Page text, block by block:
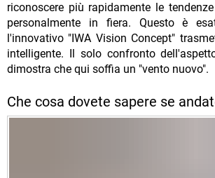
riconoscere più rapidamente le
personalmente in fiera. Questo è
l'innovativo "IWA Vision Concept"
intelligente. Il solo confronto
dimostra che qui soffia un "vento nuovo".
Che cosa dovete sapere se